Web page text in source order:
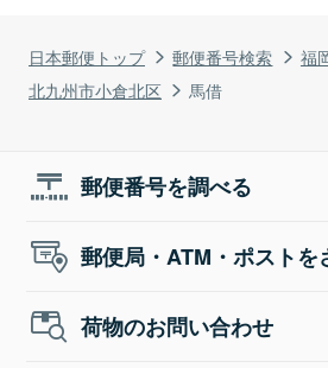
日本郵便トップ 郵便番号検索
福
北九州市小倉北区
馬借
郵便番号を調べる
郵便局・ATM・ポストを
荷物のお問い合わせ